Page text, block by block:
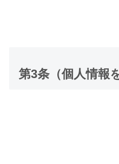
第3条（個人情報